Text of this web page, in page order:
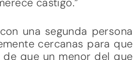
castigo.”
una segunda persona
cercanas para que
que un menor del que